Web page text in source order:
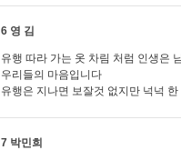
6 영 김
유행 따라 가는 옷 차림 처럼 인생은
우리들의 마음입니다
유행은 지나면 보잘것 없지만 넉넉
7 박민희